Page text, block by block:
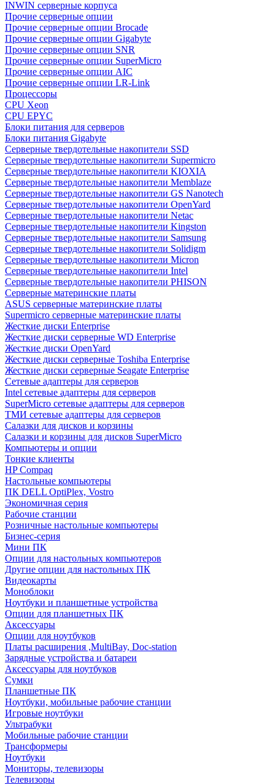
INWIN серверные корпуса
Прочие серверные опции
Прочие серверные опции Brocade
Прочие серверные опции Gigabyte
Прочие серверные опции SNR
Прочие серверные опции SuperMicro
Прочие серверные опции AIC
Прочие серверные опции LR-Link
Процессоры
CPU Xeon
CPU EPYC
Блоки питания для серверов
Блоки питания Gigabyte
Серверные твердотельные накопители SSD
Cерверные твердотельные накопители Supermicro
Cерверные твердотельные накопители KIOXIA
Cерверные твердотельные накопители Memblaze
Cерверные твердотельные накопители GS Nanotech
Серверные твердотельные накопители OpenYard
Серверные твердотельные накопители Netac
Cерверные твердотельные накопители Kingston
Cерверные твердотельные накопители Samsung
Cерверные твердотельные накопители Solidigm
Cерверные твердотельные накопители Micron
Cерверные твердотельные накопители Intel
Cерверные твердотельные накопители PHISON
Серверные материнские платы
ASUS серверные материнские платы
Supermicro серверные материнские платы
Жесткие диски Enterprise
Жесткие диски серверные WD Enterprise
Жесткие диски OpenYard
Жесткие диски серверные Toshiba Enterprise
Жесткие диски серверные Seagate Enterprise
Сетевые адаптеры для серверов
Intel сетевые адаптеры для серверов
SuperMicro сетевые адаптеры для серверов
ТМИ сетевые адаптеры для серверов
Салазки для дисков и корзины
Салазки и корзины для дисков SuperMicro
Компьютеры и опции
Тонкие клиенты
HP Compaq
Настольные компьютеры
ПК DELL OptiPlex, Vostro
Экономичная серия
Рабочие станции
Розничные настольные компьютеры
Бизнес-серия
Мини ПК
Опции для настольных компьютеров
Другие опции для настольных ПК
Видеокарты
Моноблоки
Ноутбуки и планшетные устройства
Опции для планшетных ПК
Аксессуары
Опции для ноутбуков
Платы расширения ,MultiBay, Doc-station
Зарядные устройства и батареи
Аксессуары для ноутбуков
Сумки
Планшетные ПК
Ноутбуки, мобильные рабочие станции
Игровые ноутбуки
Ультрабуки
Мобильные рабочие станции
Трансформеры
Ноутбуки
Мониторы, телевизоры
Телевизоры